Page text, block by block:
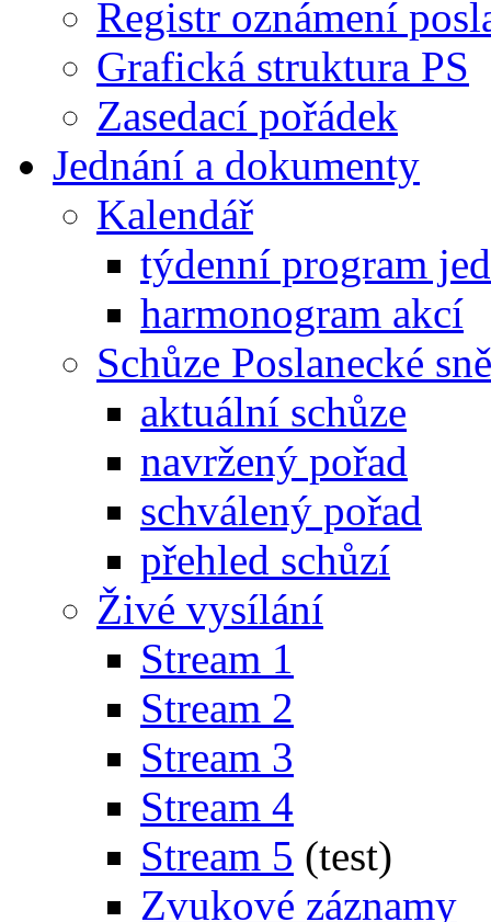
Registr oznámení
Grafická struktura PS
Zasedací pořádek
Jednání a dokumenty
Kalendář
týdenní program
harmonogram akcí
Schůze Poslanecké
aktuální schůze
navržený pořad
schválený pořad
přehled schůzí
Živé vysílání
Stream 1
Stream 2
Stream 3
Stream 4
Stream 5 (test)
Zvukové záznamy